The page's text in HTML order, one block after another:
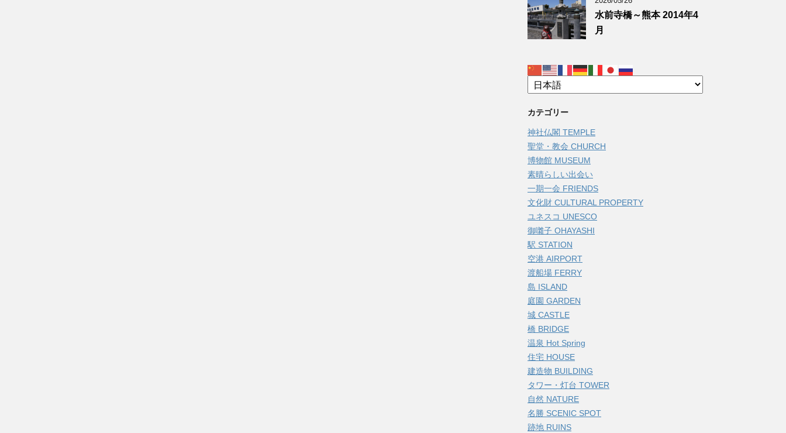
水前寺橋～熊本 2014年4
月
カテゴリー
神社仏閣 TEMPLE
聖堂・教会 CHURCH
博物館 MUSEUM
素晴らしい出会い
一期一会 FRIENDS
文化財 CULTURAL PROPERTY
ユネスコ UNESCO
御囃子 OHAYASHI
駅 STATION
空港 AIRPORT
渡船場 FERRY
島 ISLAND
庭園 GARDEN
城 CASTLE
橋 BRIDGE
温泉 Hot Spring
住宅 HOUSE
建造物 BUILDING
タワー・灯台 TOWER
自然 NATURE
名勝 SCENIC SPOT
跡地 RUINS